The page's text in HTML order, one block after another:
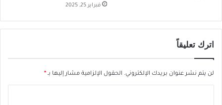
فبراير 25, 2025
اترك تعليقاً
لن يتم نشر عنوان بريدك الإلكتروني. الحقول الإلزامية مشار إليها بـ *